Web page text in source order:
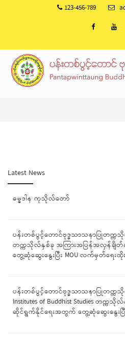
123-456-789
Latest News
ဓမ္ဓဒါန ကုသိုလ်တော်
ပန်းတစ်ပွင့်တောင်ဗုဒ္ဓသာသနာပြုတက္ကသိုလ်
တက္ကသိုလ်နှစ်ခု အကြားအပြန်အလှန်ခ
တွေ့ဆုံဆွေးနွေးပြီး MOU လက်မှတ်ရေးထိုး
ပန်းတစ်ပွင့်တောင်ဗုဒ္ဓသာသနာပြုတက္ကသိုလ်
Institutes of Buddhist Studies တ
ဆိုင်ရွက်နိုင်ရေးအတွက် တွေ့ဆုံဆွေးနွေးပြီ